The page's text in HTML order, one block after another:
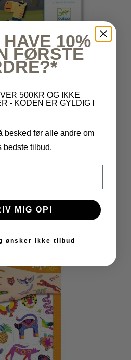
- Biler
10%
FØRSTE
500KR OG IKKE
- KODEN ER GYLDIG I
besked før alle andre om
bedste tilbud.
MIG OP!
ønsker ikke tilbud